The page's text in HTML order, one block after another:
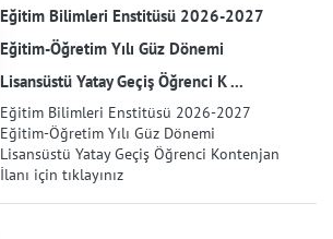
Eğitim Bilimleri Enstitüsü 2026-2027
Eğitim-Öğretim Yılı Güz Dönemi
Lisansüstü Yatay Geçiş Öğrenci K ...
Eğitim Bilimleri Enstitüsü 2026-2027
Eğitim-Öğretim Yılı Güz Dönemi
Lisansüstü Yatay Geçiş Öğrenci Kontenjan
İlanı için tıklayınız